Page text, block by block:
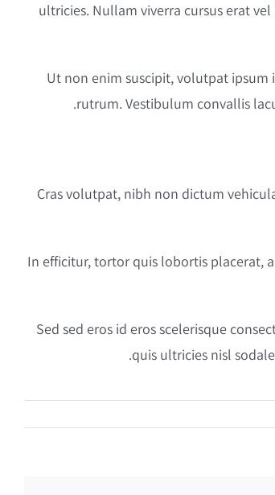
ultricies. Nullam viverra cursus erat
Ut non enim suscipit, volutpat ipsum
rutrum. Vestibulum convallis
Cras volutpat, nibh non dictum
In efficitur, tortor quis lobortis placerat,
Sed sed eros id eros scelerisque
quis ultricies nisl